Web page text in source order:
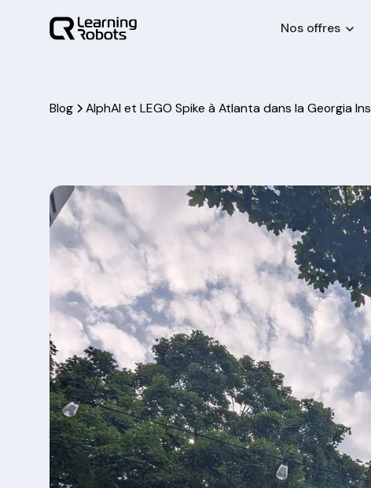
Nos offres
Blog AlphAI et LEGO Spike à Atlanta dans la Georgia